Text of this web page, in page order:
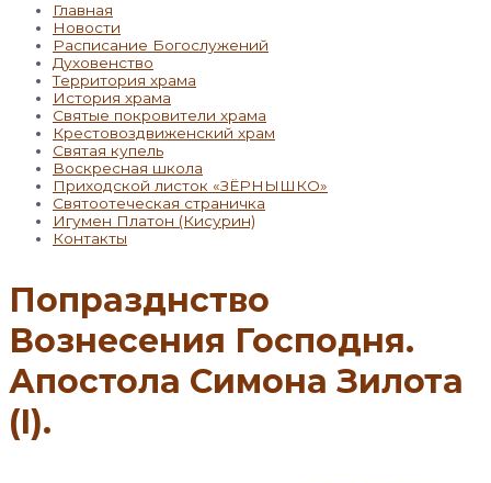
Главная
Новости
Расписание Богослужений
Духовенство
Территория храма
История храма
Святые покровители храма
Крестовоздвиженский храм
Святая купель
Воскресная школа
Приходской листок «ЗЁРНЫШКО»
Святоотеческая страничка
Игумен Платон (Кисурин)
Контакты
Попразднство
Вознесения Господня.
Апостола Симона Зилота
(I).